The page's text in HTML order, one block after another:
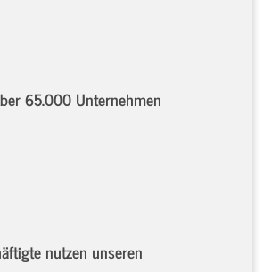
65.000 Unternehmen
nutzen unseren